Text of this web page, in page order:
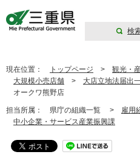
検
現在位置： トップページ > 観光・
大規模小売店舗 > 大店立地法届出
オークワ熊野店
担当所属： 県庁の組織一覧 > 雇用
中小企業・サービス産業振興課